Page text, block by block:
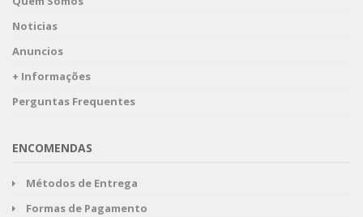
Noticias
Anuncios
+ Informações
Perguntas Frequentes
ENCOMENDAS
Métodos de Entrega
Formas de Pagamento